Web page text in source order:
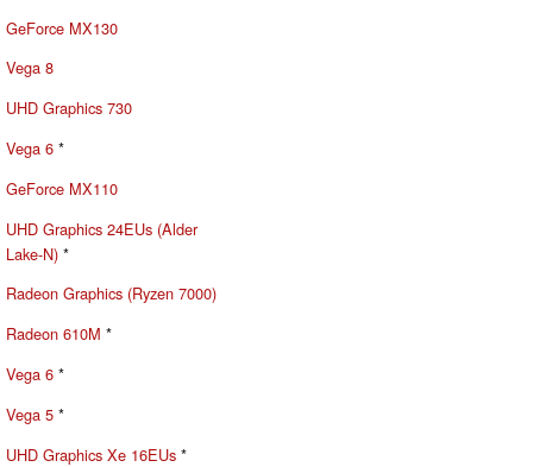
GeForce MX130
Vega 8
UHD Graphics 730
Vega 6 *
GeForce MX110
UHD Graphics 24EUs (Alder
Lake-N) *
Radeon Graphics (Ryzen 7000)
Radeon 610M *
Vega 6 *
Vega 5 *
UHD Graphics Xe 16EUs *